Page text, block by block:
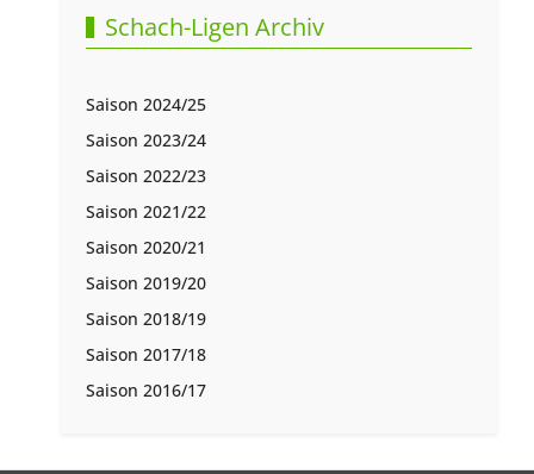
Schach-Ligen Archiv
Saison 2024/25
Saison 2023/24
Saison 2022/23
Saison 2021/22
Saison 2020/21
Saison 2019/20
Saison 2018/19
Saison 2017/18
Saison 2016/17